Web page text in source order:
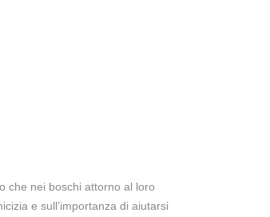
che nei boschi attorno al loro
e sull’importanza di aiutarsi